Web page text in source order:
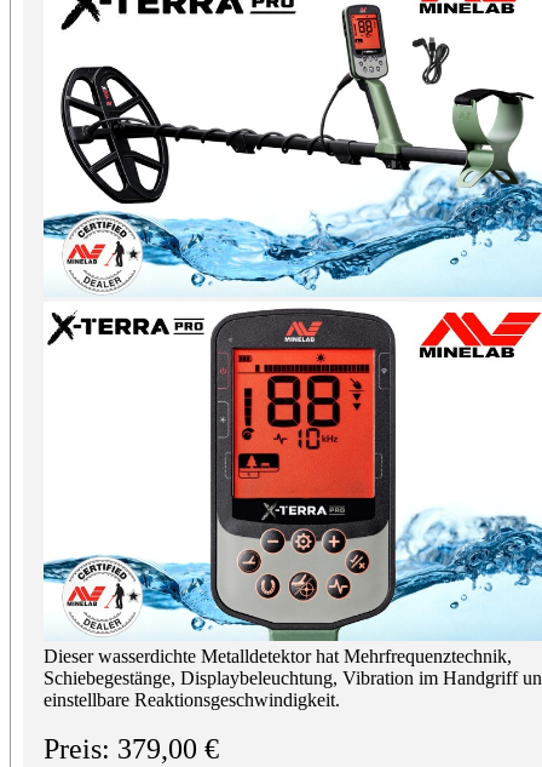
Dieser wasserdichte Metalldetektor hat Mehrfrequenztechnik,
Schiebegestänge, Displaybeleuchtung, Vibration im Handgriff
einstellbare Reaktionsgeschwindigkeit.
Preis: 379,00 €